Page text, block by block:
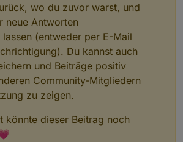
wo du zuvor warst, und
neue Antworten
(entweder per E-Mail
Du kannst auch
und Beiträge positiv
Community-Mitgliedern
zu zeigen.
könnte dieser Beitrag noch